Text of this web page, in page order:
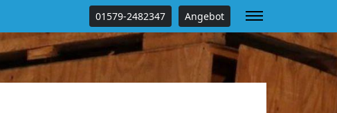
01579-2482347 Angebot